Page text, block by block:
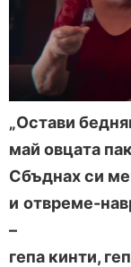
„Остави
май овцата
Сбъднах си
и отвреме-
–
гепа кинти,